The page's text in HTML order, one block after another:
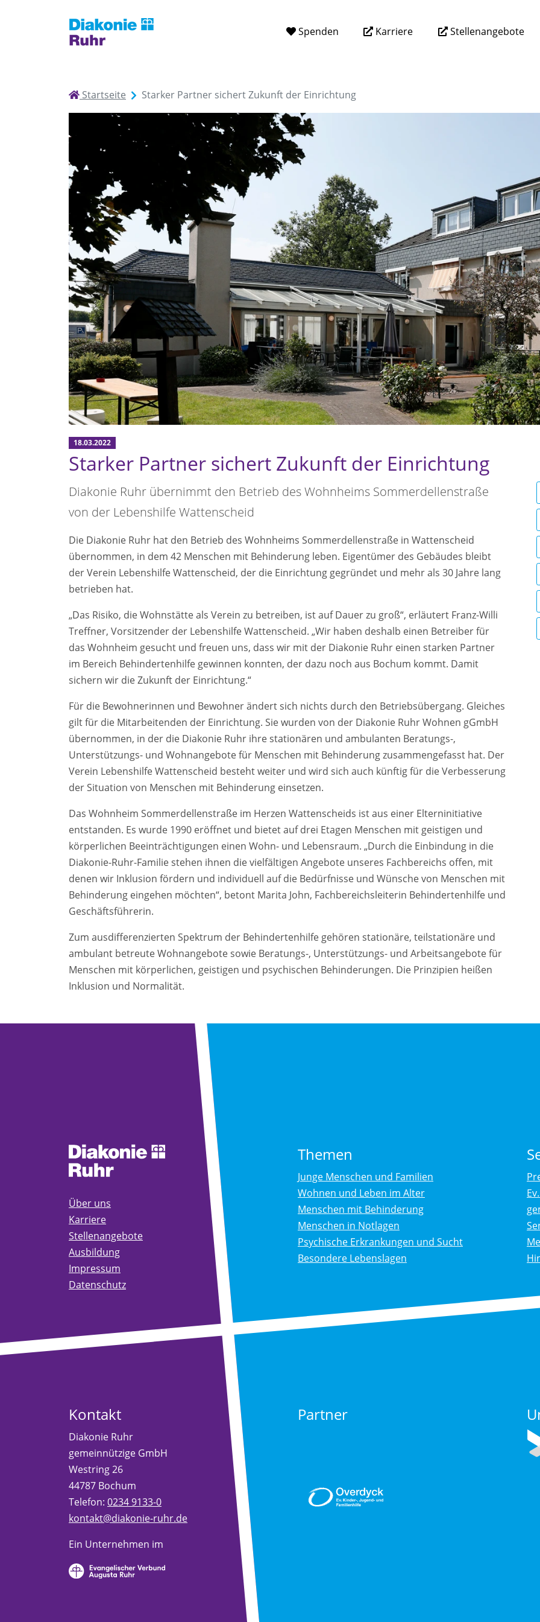
Spenden Karriere Stellenangebote
Startseite Starker Partner sichert Zukunft der Einrichtung
18.03.2022
Starker Partner sichert Zukunft der Einrichtung
Diakonie Ruhr übernimmt den Betrieb des Wohnheims Sommerdellenstraße
von der Lebenshilfe Wattenscheid
Die Diakonie Ruhr hat den Betrieb des Wohnheims Sommerdellenstraße in Wattenscheid
übernommen, in dem 42 Menschen mit Behinderung leben. Eigentümer des Gebäudes bleibt
der Verein Lebenshilfe Wattenscheid, der die Einrichtung gegründet und mehr als 30 Jahre lang
betrieben hat.
„Das Risiko, die Wohnstätte als Verein zu betreiben, ist auf Dauer zu groß“, erläutert Franz-Willi
Treffner, Vorsitzender der Lebenshilfe Wattenscheid. „Wir haben deshalb einen Betreiber für
das Wohnheim gesucht und freuen uns, dass wir mit der Diakonie Ruhr einen starken Partner
im Bereich Behindertenhilfe gewinnen konnten, der dazu noch aus Bochum kommt. Damit
sichern wir die Zukunft der Einrichtung.“
Für die Bewohnerinnen und Bewohner ändert sich nichts durch den Betriebsübergang. Gleiches
gilt für die Mitarbeitenden der Einrichtung. Sie wurden von der Diakonie Ruhr Wohnen gGmbH
übernommen, in der die Diakonie Ruhr ihre stationären und ambulanten Beratungs-,
Unterstützungs- und Wohnangebote für Menschen mit Behinderung zusammengefasst hat. Der
Verein Lebenshilfe Wattenscheid besteht weiter und wird sich auch künftig für die Verbesserung
der Situation von Menschen mit Behinderung einsetzen.
Das Wohnheim Sommerdellenstraße im Herzen Wattenscheids ist aus einer Elterninitiative
entstanden. Es wurde 1990 eröffnet und bietet auf drei Etagen Menschen mit geistigen und
körperlichen Beeinträchtigungen einen Wohn- und Lebensraum. „Durch die Einbindung in die
Diakonie-Ruhr-Familie stehen ihnen die vielfältigen Angebote unseres Fachbereichs offen, mit
denen wir Inklusion fördern und individuell auf die Bedürfnisse und Wünsche von Menschen mit
Behinderung eingehen möchten“, betont Marita John, Fachbereichsleiterin Behindertenhilfe und
Geschäftsführerin.
Zum ausdifferenzierten Spektrum der Behindertenhilfe gehören stationäre, teilstationäre und
ambulant betreute Wohnangebote sowie Beratungs-, Unterstützungs- und Arbeitsangebote für
Menschen mit körperlichen, geistigen und psychischen Behinderungen. Die Prinzipien heißen
Inklusion und Normalität.
Über uns
Karriere
Stellenangebote
Ausbildung
Impressum
Datenschutz
Themen
Junge Menschen und Familien
Wohnen und Leben im Alter
Menschen mit Behinderung
Menschen in Notlagen
Psychische Erkrankungen und Sucht
Besondere Lebenslagen
Kontakt
Diakonie Ruhr
gemeinnützige GmbH
Westring 26
44787 Bochum
Telefon: 0234 9133-0
kontakt@diakonie-ruhr.de
Ein Unternehmen im
Partner